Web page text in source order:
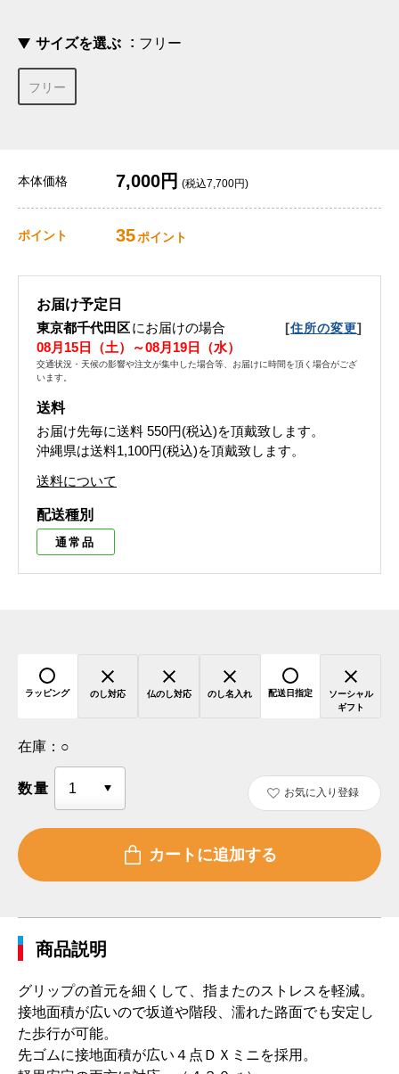
サイズを選ぶ フリー
フリー
本体価格 7,000円 (税込7,700円)
ポイント 35ポイント
お届け予定日
東京都千代田区にお届けの場合 [住所の変更]
08月15日（土）～08月19日（水）
交通状況・天候の影響や注文が集中した場合等、お届けに時間を頂く場合がござ
います。
送料
お届け先毎に送料 550円(税込)を頂戴致します。
沖縄県は送料1,100円(税込)を頂戴致します。
送料について
配送種別
通常品
ラッピング のし対応 仏のし対応 のし名入れ 配送日指定
ソーシャル
ギフト
在庫： ○
数量 お気に入り登録
商品説明
グリップの首元を細くして、指またのストレスを軽減。
接地面積が広いので坂道や階段、濡れた路面でも安定し
た歩行が可能。
先ゴムに接地面積が広い４点ＤＸミニを採用。